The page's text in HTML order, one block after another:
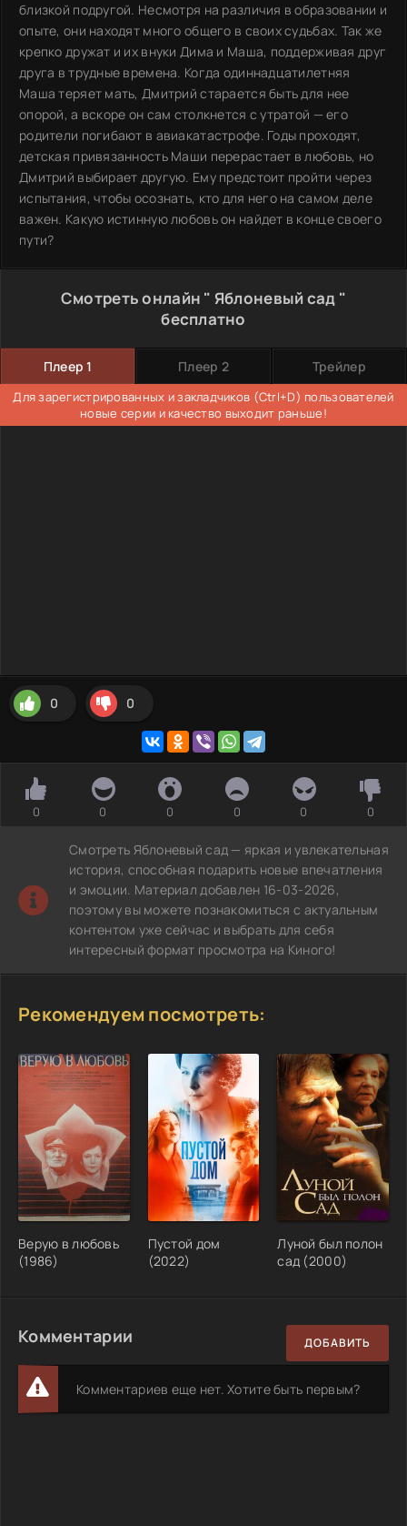
близкой подругой. Несмотря на различия в образовании и
опыте, они находят много общего в своих судьбах. Так же
крепко дружат и их внуки Дима и Маша, поддерживая друг
друга в трудные времена. Когда одиннадцатилетняя
Маша теряет мать, Дмитрий старается быть для нее
опорой, а вскоре он сам столкнется с утратой — его
родители погибают в авиакатастрофе. Годы проходят,
детская привязанность Маши перерастает в любовь, но
Дмитрий выбирает другую. Ему предстоит пройти через
испытания, чтобы осознать, кто для него на самом деле
важен. Какую истинную любовь он найдет в конце своего
пути?
Смотреть онлайн " Яблоневый сад "
бесплатно
Плеер 1 Плеер 2 Трейлер
Для зарегистрированных и закладчиков (Ctrl+D) пользователей
новые серии и качество выходит раньше!
0 0
0 0 0 0 0 0
Смотреть Яблоневый сад — яркая и увлекательная
история, способная подарить новые впечатления
и эмоции. Материал добавлен 16-03-2026,
поэтому вы можете познакомиться с актуальным
контентом уже сейчас и выбрать для себя
интересный формат просмотра на Киного!
Рекомендуем посмотреть:
Верую в любовь
(1986)
Пустой дом
(2022)
Луной был полон
сад (2000)
Комментарии ДОБАВИТЬ
Комментариев еще нет. Хотите быть первым?